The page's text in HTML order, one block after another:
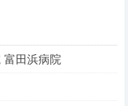
富田浜病院